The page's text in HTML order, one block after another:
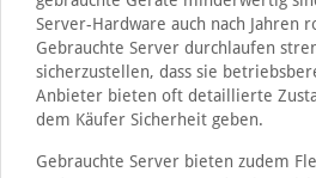
Server-Hardware auch nach Jahren
Gebrauchte Server durchlaufen
sicherzustellen, dass sie
Anbieter bieten oft detaillierte
dem Käufer Sicherheit geben.
Gebrauchte Server bieten zudem